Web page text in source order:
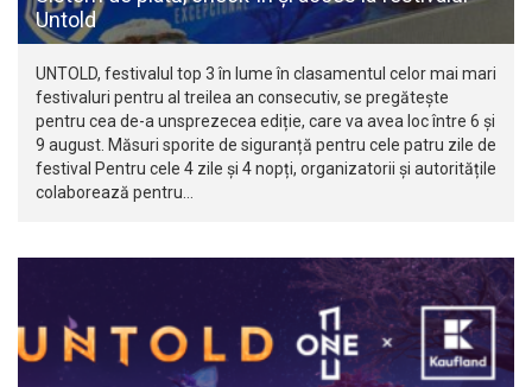
Untold
UNTOLD, festivalul top 3 în lume în clasamentul celor mai mari
festivaluri pentru al treilea an consecutiv, se pregătește
pentru cea de-a unsprezecea ediție, care va avea loc între 6 și
9 august. Măsuri sporite de siguranță pentru cele patru zile de
festival Pentru cele 4 zile și 4 nopți, organizatorii și autoritățile
colaborează pentru…